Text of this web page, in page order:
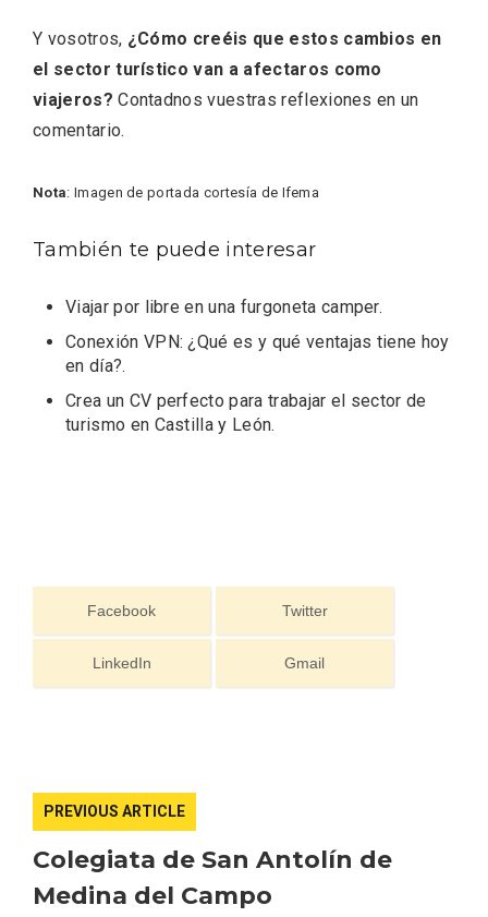
Y vosotros, ¿Cómo creéis que estos cambios en
el sector turístico van a afectaros como
viajeros? Contadnos vuestras reflexiones en un
comentario.
Nota: Imagen de portada cortesía de Ifema
También te puede interesar
Viajar por libre en una furgoneta camper.
Conexión VPN: ¿Qué es y qué ventajas tiene hoy
en día?.
Crea un CV perfecto para trabajar el sector de
turismo en Castilla y León.
Facebook Twitter
LinkedIn Gmail
PREVIOUS ARTICLE
Colegiata de San Antolín de
Medina del Campo
La Olmilla, en Peñafiel
Paseo nocturno por Valladolid